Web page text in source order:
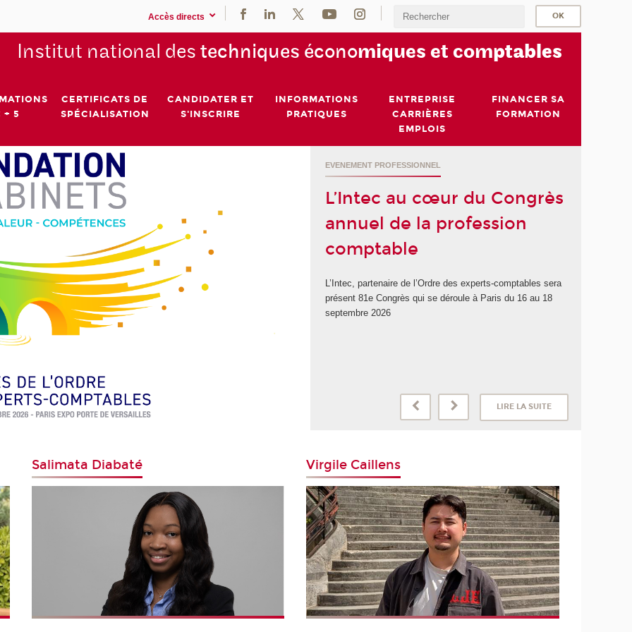
Accès directs
Institut national des techniques économiques et comptables
+ 5
CERTIFICATS DE
SPÉCIALISATION
CANDIDATER ET
S'INSCRIRE
INFORMATIONS
PRATIQUES
ENTREPRISE
CARRIÈRES
EMPLOIS
FINANCER SA
FORMATION
EVENEMENT PROFESSIONNEL
L’Intec au cœur du Congrès
annuel de la profession
comptable
L’Intec, partenaire de l’Ordre des experts-comptables sera
présent 81e Congrès qui se déroule à Paris du 16 au 18
septembre 2026
LIRE LA SUITE
Salimata Diabaté Virgile Caillens